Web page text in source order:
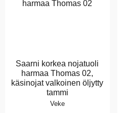
Saarni korkea nojatuoli
harmaa Thomas 02,
käsinojat valkoinen öljytty
tammi
Veke